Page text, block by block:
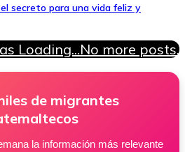
secreto para una vida feliz y
Loading...No more posts.
de migrantes
la información más relevante